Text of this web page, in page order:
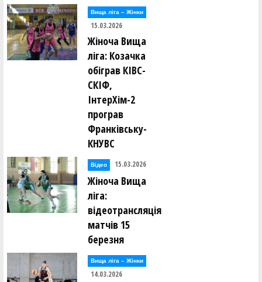
Вища лiга – Жiнки
15.03.2026
Жіноча Вища
ліга: Козачка
обіграв КІВС-
СКІФ,
ІнтерХім-2
програв
Франківську-
КНУВС
Відео 15.03.2026
Жіноча Вища
ліга:
відеотрансляція
матчів 15
березня
Вища лiга – Жiнки
14.03.2026